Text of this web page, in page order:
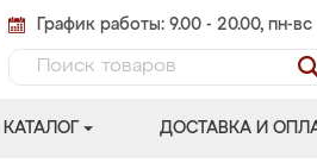
График работы: 9.00 - 20.00, пн-вс
КАТАЛОГ ДОСТАВКА И